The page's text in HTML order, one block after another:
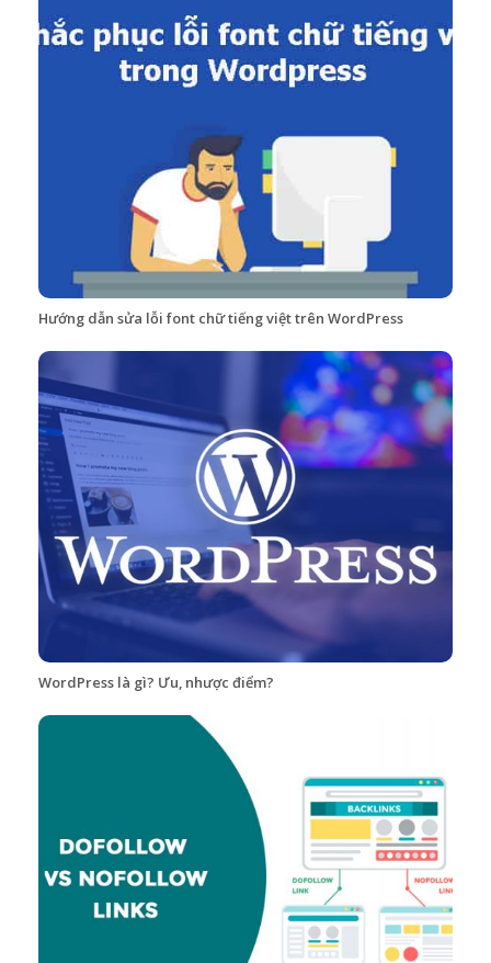
Hướng dẫn sửa lỗi font chữ tiếng việt trên WordPress
WordPress là gì? Ưu, nhược điểm?